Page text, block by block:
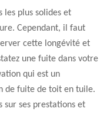
les plus solides et
Cependant, il faut
cette longévité et
une fuite dans votre
qui est un
de fuite de toit en tuile.
sur ses prestations et